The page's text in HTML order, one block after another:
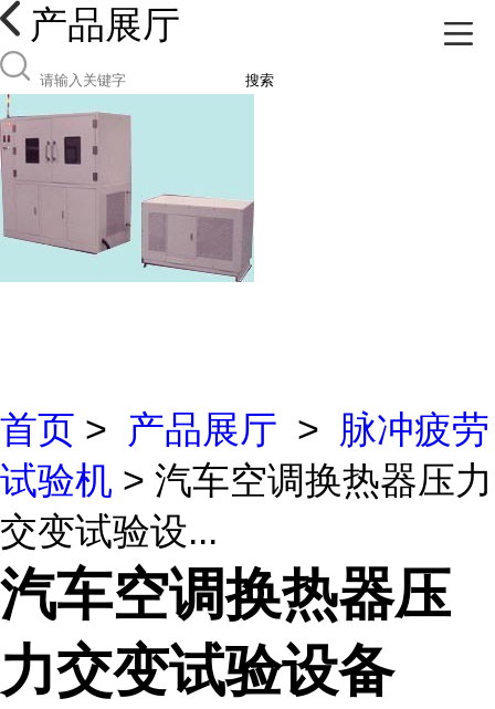
产品展厅
搜索
首页 > 产品展厅 > 脉冲疲劳
试验机 > 汽车空调换热器压力
交变试验设...
汽车空调换热器压
力交变试验设备